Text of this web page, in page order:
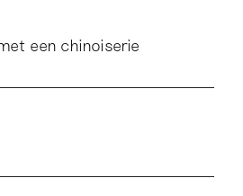
een chinoiserie